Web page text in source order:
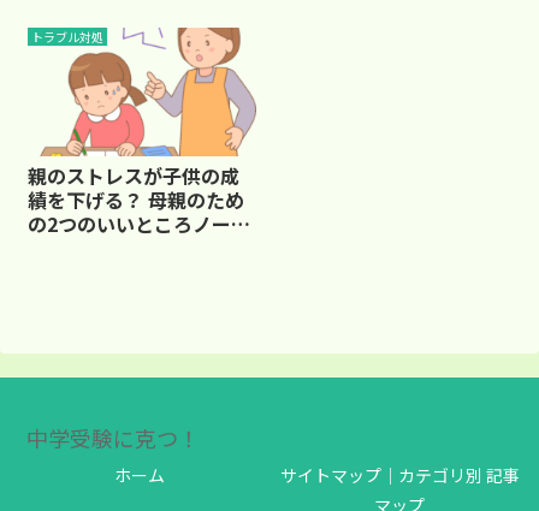
トラブル対処
親のストレスが子供の成
績を下げる？ 母親のため
の2つのいいところノート
中学受験に克つ！
ホーム
サイトマップ｜カテゴリ別 記事
マップ